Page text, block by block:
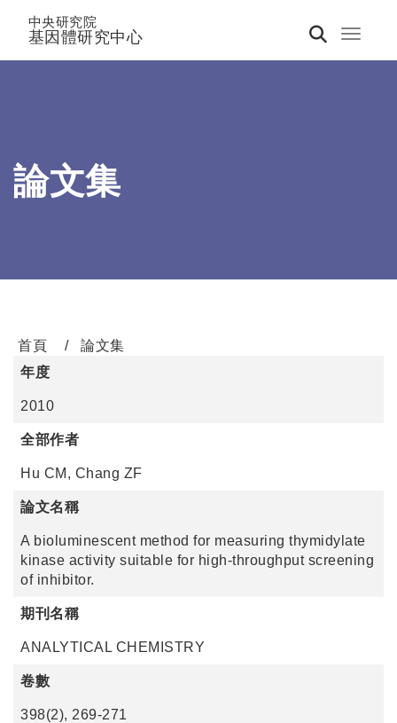
Toggle
中央研究院
基因體研究中心
論文集
首頁
論文集
年度
2010
全部作者
Hu CM, Chang ZF
論文名稱
A bioluminescent method for measuring thymidylate
kinase activity suitable for high-throughput screening
of inhibitor.
期刊名稱
ANALYTICAL CHEMISTRY
卷數
398(2), 269-271